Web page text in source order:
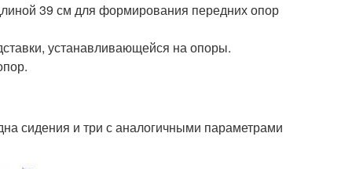
39 см для формирования передних опор
устанавливающейся на опоры.
сидения и три с аналогичными параметрами